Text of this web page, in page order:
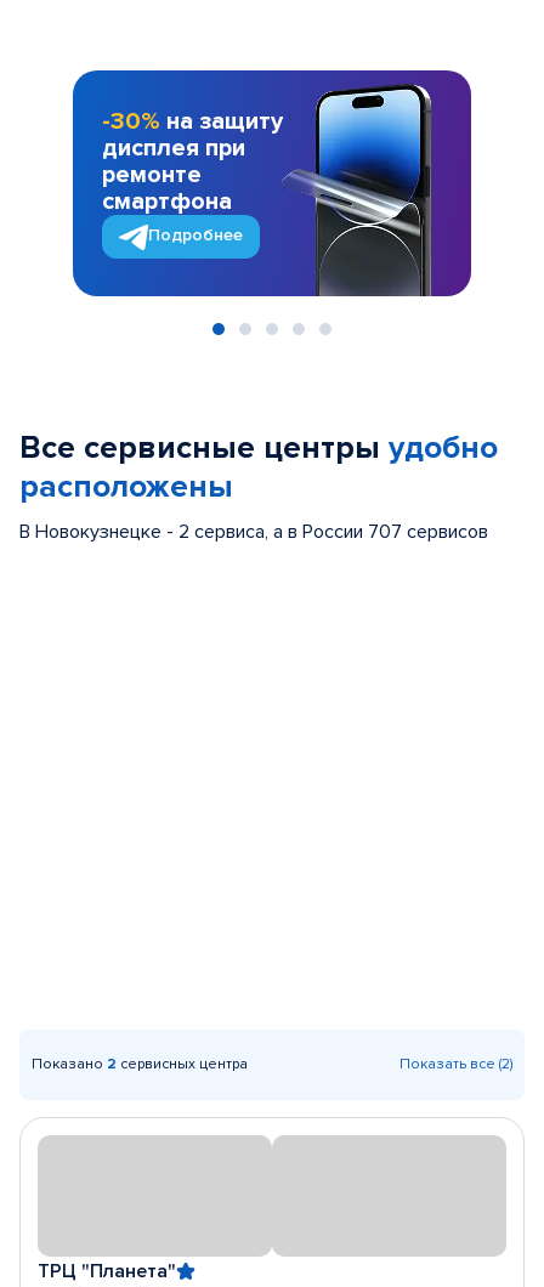
-30% на защиту
дисплея при
ремонте
смартфона
Подробнее
Все сервисные центры удобно
расположены
В Новокузнецке - 2 сервиса, а в России 707 сервисов
Показано 2 сервисных центра Показать все (2)
ТРЦ "Планета"